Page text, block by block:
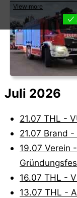
Juli 2026
21.07 THL -
21.07 Brand
19.07 Verein
16.07 THL -
13.07 THL -
View more